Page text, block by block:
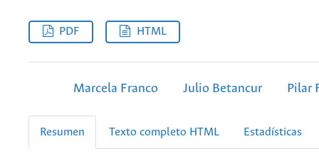
PDF HTML
Marcela Franco Julio Betancur Pilar
Resumen Texto completo HTML Estadísticas